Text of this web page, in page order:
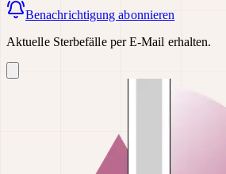
Benachrichtigung abonnieren
Aktuelle Sterbefälle per E-Mail erhalten.